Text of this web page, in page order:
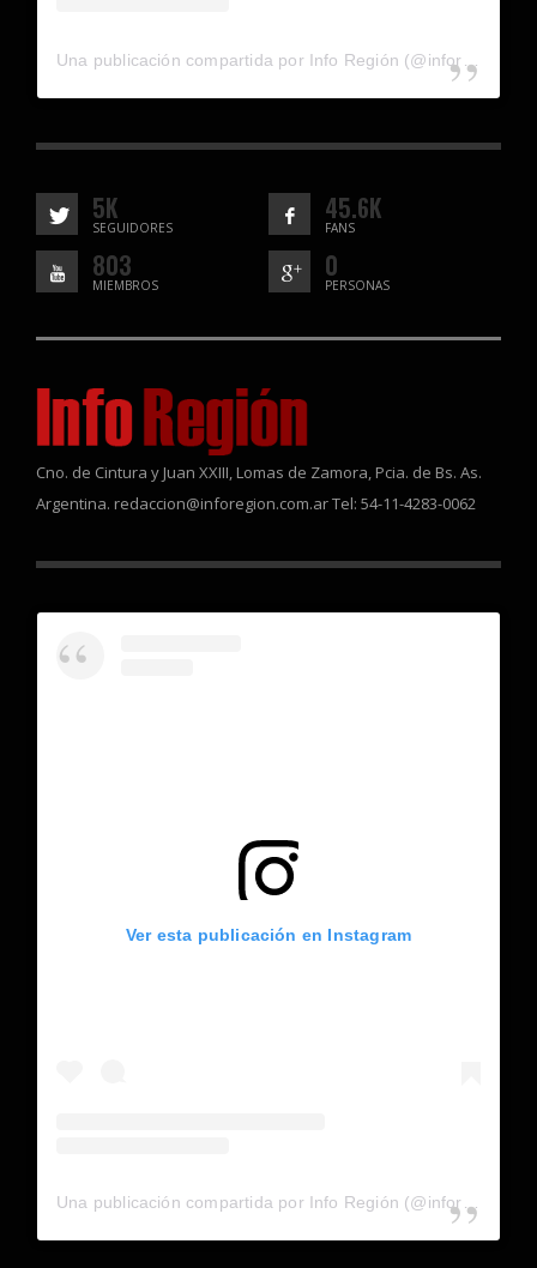
5K
SEGUIDORES
45.6K
FANS
803
MIEMBROS
0
PERSONAS
Cno. de Cintura y Juan XXIII, Lomas de Zamora, Pcia. de Bs. As.
Argentina. redaccion@inforegion.com.ar Tel: 54-11-4283-0062
Ver esta publicación en Instagram